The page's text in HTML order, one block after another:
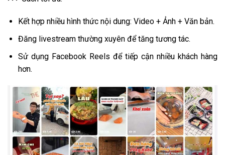
Kết hợp nhiều hình thức nội dung: Video + Ảnh + Văn bản.
Đăng livestream thường xuyên để tăng tương tác.
Sử dụng Facebook Reels để tiếp cận nhiều khách hàng
hơn.